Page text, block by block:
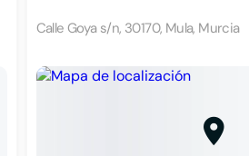
Calle Goya s/n, 30170, Mula, Murcia